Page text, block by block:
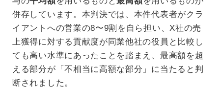
併存しています。本判決では、本件代表者がクラ
イアントへの営業の8〜9割を自ら担い、X社の売
上獲得に対する貢献度が同業他社の役員と比較し
ても高い水準にあったことを踏まえ、最高額を超
える部分が「不相当に高額な部分」に当たると判
断されました。